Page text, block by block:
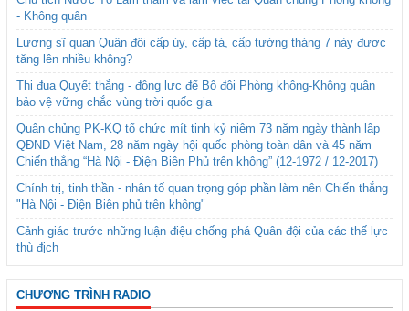
- Không quân
Lương sĩ quan Quân đội cấp úy, cấp tá, cấp tướng tháng 7 này được
tăng lên nhiều không?
Thi đua Quyết thắng - động lực để Bộ đội Phòng không-Không quân
bảo vệ vững chắc vùng trời quốc gia
Quân chủng PK-KQ tổ chức mít tinh kỷ niệm 73 năm ngày thành lập
QĐND Việt Nam, 28 năm ngày hội quốc phòng toàn dân và 45 năm
Chiến thắng “Hà Nội - Điện Biên Phủ trên không” (12-1972 / 12-2017)
Chính trị, tinh thần - nhân tố quan trọng góp phần làm nên Chiến thắng
"Hà Nội - Điện Biên phủ trên không"
Cảnh giác trước những luận điệu chống phá Quân đội của các thế lực
thù địch
CHƯƠNG TRÌNH RADIO